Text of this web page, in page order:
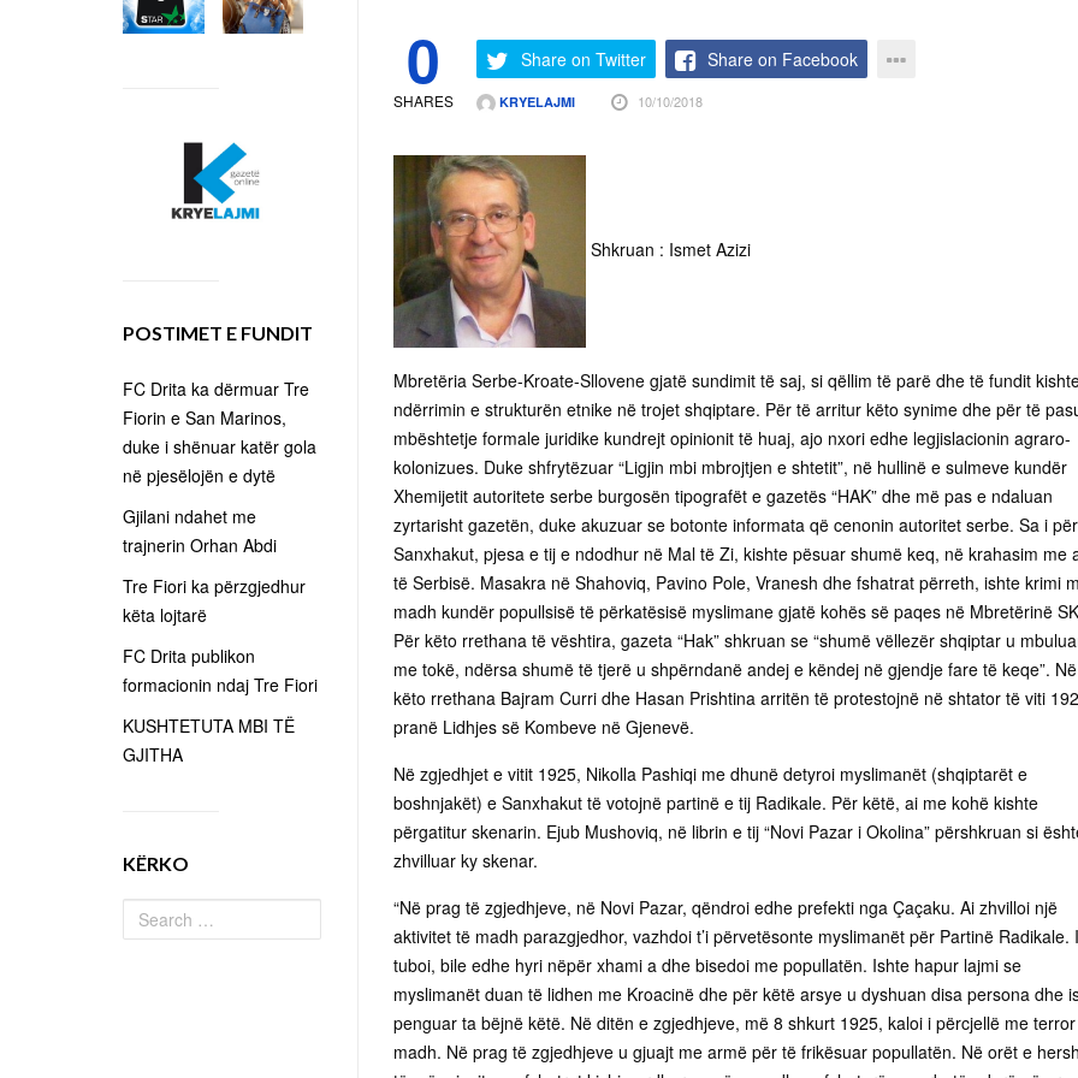
0
SHARES
Share on Twitter Share on Facebook
KRYELAJMI 10/10/2018
Shkruan : Ismet Azizi
Mbretëria Serbe-Kroate-Sllovene gjatë sundimit të saj, si qëllim të parë dhe të fundit
ndërrimin e strukturën etnike në trojet shqiptare. Për të arritur këto synime dhe për të
mbështetje formale juridike kundrejt opinionit të huaj, ajo nxori edhe legjislacionin agraro-
kolonizues. Duke shfrytëzuar “Ligjin mbi mbrojtjen e shtetit”, në hullinë e sulmeve kundër
Xhemijetit autoritete serbe burgosën tipografët e gazetës “HAK” dhe më pas e ndaluan
zyrtarisht gazetën, duke akuzuar se botonte informata që cenonin autoritet serbe. Sa i
Sanxhakut, pjesa e tij e ndodhur në Mal të Zi, kishte pësuar shumë keq, në krahasim me
të Serbisë. Masakra në Shahoviq, Pavino Pole, Vranesh dhe fshatrat përreth, ishte krimi
madh kundër popullsisë të përkatësisë myslimane gjatë kohës së paqes në Mbretërinë
Për këto rrethana të vështira, gazeta “Hak” shkruan se “shumë vëllezër shqiptar u
me tokë, ndërsa shumë të tjerë u shpërndanë andej e këndej në gjendje fare të keqe”. Në
këto rrethana Bajram Curri dhe Hasan Prishtina arritën të protestojnë në shtator të viti
pranë Lidhjes së Kombeve në Gjenevë.
Në zgjedhjet e vitit 1925, Nikolla Pashiqi me dhunë detyroi myslimanët (shqiptarët e
boshnjakët) e Sanxhakut të votojnë partinë e tij Radikale. Për këtë, ai me kohë kishte
përgatitur skenarin. Ejub Mushoviq, në librin e tij “Novi Pazar i Okolina” përshkruan si
zhvilluar ky skenar.
“Në prag të zgjedhjeve, në Novi Pazar, qëndroi edhe prefekti nga Çaçaku. Ai zhvilloi një
aktivitet të madh parazgjedhor, vazhdoi t’i përvetësonte myslimanët për Partinë Radikale. I
tuboi, bile edhe hyri nëpër xhami a dhe bisedoi me popullatën. Ishte hapur lajmi se
myslimanët duan të lidhen me Kroacinë dhe për këtë arsye u dyshuan disa persona dhe
penguar ta bëjnë këtë. Në ditën e zgjedhjeve, më 8 shkurt 1925, kaloi i përcjellë me
madh. Në prag të zgjedhjeve u gjuajt me armë për të frikësuar popullatën. Në orët e
POSTIMET E FUNDIT
FC Drita ka dërmuar Tre
Fiorin e San Marinos,
duke i shënuar katër gola
në pjesëlojën e dytë
Gjilani ndahet me
trajnerin Orhan Abdi
Tre Fiori ka përzgjedhur
këta lojtarë
FC Drita publikon
formacionin ndaj Tre Fiori
KUSHTETUTA MBI TË
GJITHA
KËRKO